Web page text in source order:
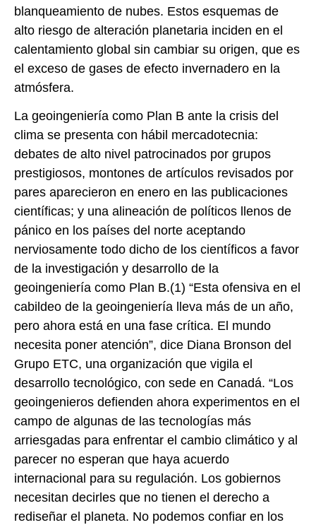
blanqueamiento de nubes. Estos esquemas de
alto riesgo de alteración planetaria inciden en el
calentamiento global sin cambiar su origen, que es
el exceso de gases de efecto invernadero en la
atmósfera.
La geoingeniería como Plan B ante la crisis del
clima se presenta con hábil mercadotecnia:
debates de alto nivel patrocinados por grupos
prestigiosos, montones de artículos revisados por
pares aparecieron en enero en las publicaciones
científicas; y una alineación de políticos llenos de
pánico en los países del norte aceptando
nerviosamente todo dicho de los científicos a favor
de la investigación y desarrollo de la
geoingeniería como Plan B.(1) “Esta ofensiva en el
cabildeo de la geoingeniería lleva más de un año,
pero ahora está en una fase crítica. El mundo
necesita poner atención”, dice Diana Bronson del
Grupo ETC, una organización que vigila el
desarrollo tecnológico, con sede en Canadá. “Los
geoingenieros defienden ahora experimentos en el
campo de algunas de las tecnologías más
arriesgadas para enfrentar el cambio climático y al
parecer no esperan que haya acuerdo
internacional para su regulación. Los gobiernos
necesitan decirles que no tienen el derecho a
rediseñar el planeta. No podemos confiar en los